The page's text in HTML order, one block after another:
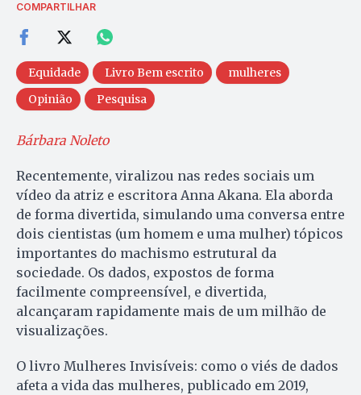
COMPARTILHAR
Equidade Livro Bem escrito
mulheres
Opinião
Pesquisa
Bárbara Noleto
Recentemente, viralizou nas redes sociais um
vídeo da atriz e escritora Anna Akana. Ela aborda
de forma divertida, simulando uma conversa entre
dois cientistas (um homem e uma mulher) tópicos
importantes do machismo estrutural da
sociedade. Os dados, expostos de forma
facilmente compreensível, e divertida,
alcançaram rapidamente mais de um milhão de
visualizações.
O livro Mulheres Invisíveis: como o viés de dados
afeta a vida das mulheres, publicado em 2019,